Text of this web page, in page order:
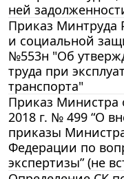
ней
Приказ Минтруда
и социальной
№553н "Об
труда при
транспорта"
Приказ Министра
2018 г. № 499 “О
приказы
Федерации по
экспертизы” (не